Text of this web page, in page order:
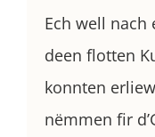
Ech well nach
deen flotten
konnten
nëmmen fir